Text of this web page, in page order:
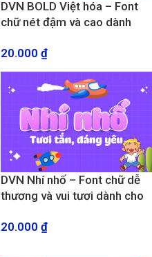
DVN BOLD Việt hóa – Font
chữ nét đậm và cao dành
khoảng không
20.000 ₫
DVN Nhí nhố – Font chữ dễ
thương và vui tươi dành cho
trẻ em, quán trà sữa
20.000 ₫